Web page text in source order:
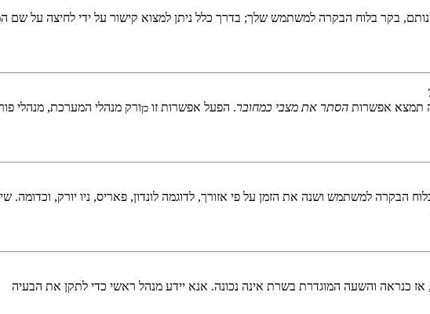
בקר בלוח הבקרה למשתמש שלך; בדרך כלל ניתן למצוא קישור על ידי לחיצה על שם
תמצא אפשרות הסתר את מצבי כמחובר. הפעל אפשרות זו כןורק מנהלי המערכת, מנהלי
הבקרה למשתמש ושנה את הזמן על פי אזורך, לדוגמה לונדון, פאריס, ניו יורק, וכדומה.
אז כנראה והשעה המוגדרת בשרת אינה נכונה. אנא יידע מנהל ראשי כדי לתקן את הבעיה